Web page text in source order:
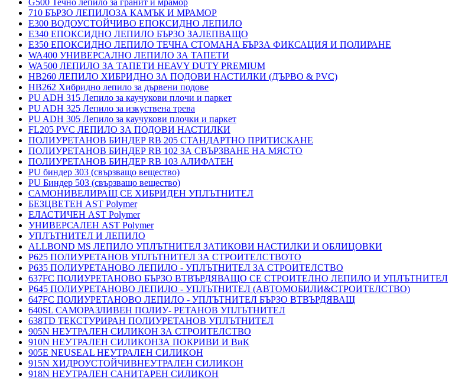
G500 Течно лепило за гранит и мрамор
710 БЪРЗО ЛЕПИЛОЗА КАМЪК И МРАМОP
E300 ВОДОУСТОЙЧИВО ЕПОКСИДНО ЛЕПИЛО
E340 ЕПОКСИДНО ЛЕПИЛО БЪРЗО ЗАЛЕПВАЩО
E350 ЕПОКСИДНО ЛЕПИЛО ТЕЧНА СТОМАНА БЪРЗА ФИКСАЦИЯ И ПОЛИРАНЕ
WA400 УНИВЕРСАЛНО ЛЕПИЛО ЗА ТАПЕТИ
WA500 ЛЕПИЛО ЗА ТАПЕТИ HEAVY DUTY PREMIUM
HB260 ЛЕПИЛО ХИБРИДНО ЗА ПОДОВИ НАСТИЛКИ (ДЪРВО & PVC)
HB262 Хибридно лепило за дървени подове
PU ADH 315 Лепило за каучукови плочи и паркет
PU ADH 325 Лепило за изкуствена трева
PU ADH 305 Лепило за каучукови плочки и паркет
FL205 PVC ЛЕПИЛО ЗА ПОДОВИ НАСТИЛКИ
ПОЛИУРЕТАНОВ БИНДЕР RB 205 СТАНДАРТНО ПРИТИСКАНЕ
ПОЛИУРЕТАНОВ БИНДЕР RB 102 ЗА СВЪРЗВАНЕ НА МЯСТО
ПОЛИУРЕТАНОВ БИНДЕР RB 103 АЛИФАТЕН
PU биндер 303 (свързващо вещество)
PU Биндер 503 (свързващо вещество)
САМОНИВЕЛИРАЩ СЕ ХИБРИДЕН УПЛЪТНИТЕЛ
БЕЗЦВЕТЕН AST Polymer
ЕЛАСТИЧЕН AST Polymer
УНИВЕРСАЛЕН AST Polymer
УПЛЪТНИТЕЛ И ЛЕПИЛО
ALLBOND MS ЛЕПИЛО УПЛЪТНИТЕЛ ЗАТИКОВИ НАСТИЛКИ И ОБЛИЦОВКИ
P625 ПОЛИУРЕТАНОВ УПЛЪТНИТЕЛ ЗА СТРОИТЕЛСТВОТО
P635 ПОЛИУРЕТАНОВО ЛЕПИЛО - УПЛЪТНИТЕЛ ЗА СТРОИТЕЛСТВО
637FC ПОЛИУРЕТАНОВО БЪРЗО ВТВЪРДЯВАЩО СЕ СТРОИТЕЛНО ЛЕПИЛО И УПЛЪТНИТЕЛ
P645 ПОЛИУРЕТАНОВО ЛЕПИЛО - УПЛЪТНИТЕЛ (АВТОМОБИЛИ&СТРОИТЕЛСТВО)
647FC ПОЛИУРЕТАНОВО ЛЕПИЛО - УПЛЪТНИТЕЛ БЪРЗО ВТВЪРДЯВАЩ
640SL САМОРАЗЛИВЕН ПОЛИУ- РЕТАНОВ УПЛЪТНИТЕЛ
638TD ТЕКСТУРИРАН ПОЛИУРЕТАНОВ УПЛЪТНИТЕЛ
905N НЕУТРАЛЕН СИЛИКОН ЗА СТРОИТЕЛСТВО
910N НЕУТРАЛЕН СИЛИКОНЗА ПОКРИВИ И ВиК
905E NEUSEAL НЕУТРАЛЕН СИЛИКОН
915N ХИДРОУСТОЙЧИВНЕУТРАЛЕН СИЛИКОН
918N НЕУТРАЛЕН САНИТАРЕН СИЛИКОН